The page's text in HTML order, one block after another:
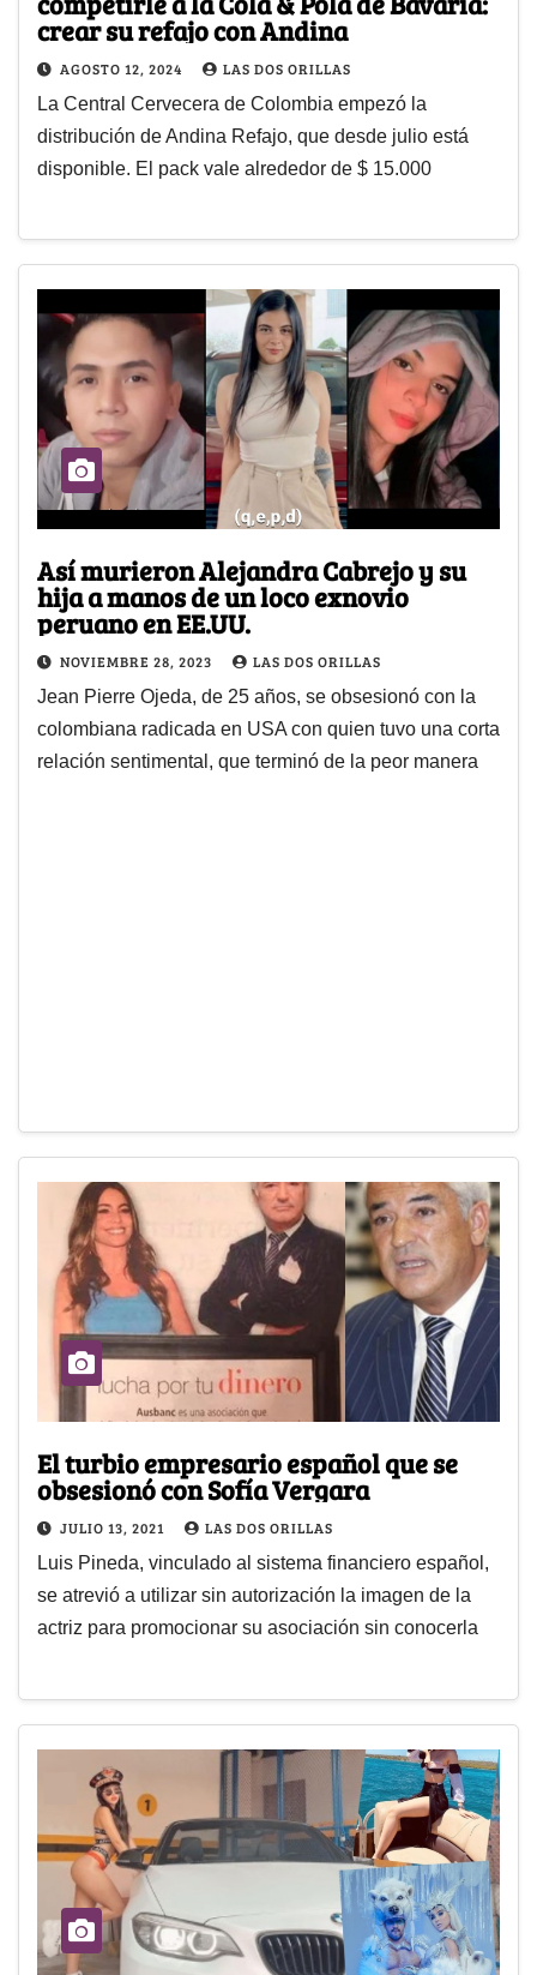
crear su refajo con Andina
AGOSTO 12, 2024 LAS DOS ORILLAS
La Central Cervecera de Colombia empezó la
distribución de Andina Refajo, que desde julio está
disponible. El pack vale alrededor de $ 15.000
Así murieron Alejandra Cabrejo y su
hija a manos de un loco exnovio
peruano en EE.UU.
NOVIEMBRE 28, 2023 LAS DOS ORILLAS
Jean Pierre Ojeda, de 25 años, se obsesionó con la
colombiana radicada en USA con quien tuvo una corta
relación sentimental, que terminó de la peor manera
El turbio empresario español que se
obsesionó con Sofía Vergara
JULIO 13, 2021 LAS DOS ORILLAS
Luis Pineda, vinculado al sistema financiero español,
se atrevió a utilizar sin autorización la imagen de la
actriz para promocionar su asociación sin conocerla